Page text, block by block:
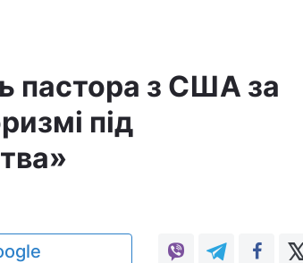
пастора з США за
під